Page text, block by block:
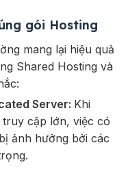
gói Hosting
mang lại hiệu quả
Shared Hosting và
Server: Khi
cập lớn, việc có
ảnh hưởng bởi các